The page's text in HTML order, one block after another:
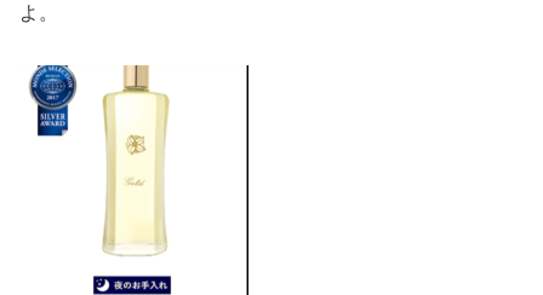
よ。